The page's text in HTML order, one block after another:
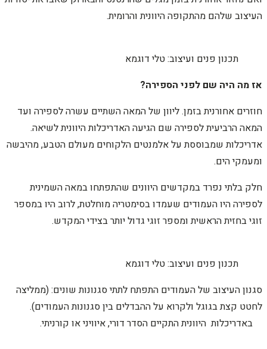
העיצוב שלהם מהתקופה היוונית והרומית.
תכנון פנים ועיצוב: טלי דוגמא
אז מה היה שם לפני הספירה?
חוזרים אחורנית בזמן. ליוון של המאה השתיים עשרה לספירה ועד
המאה הרביעית לספירה שם הגיעה האדריכלות היוונית לשיאה.
אדריכלות שמבוססת על אלמנטים הלקוחים מעולם הטבע, מהיבשה
ומעמקי הים.
חלק בלתי נפרד במקדשים היוונים שהתפתחו במאה השמינית
לספירה היו העמודים שעמדו בסימטריה מוחלטת, לרוב היו במספר
זוגי בחזית הראשית ומספר זוגי גדול יותר בצידי המקדש.
תכנון פנים ועיצוב: טלי דוגמא
סגנון העיצוב של העמודים התפתח לתתי סגנונות שונים: (ממליצה
לחטט קצת בגוגל ולקרוא על ההבדלים בין סגנונות העמודים).
באדריכלות היוונית התקיים הסדר דורי, איוויני או קורניתי.